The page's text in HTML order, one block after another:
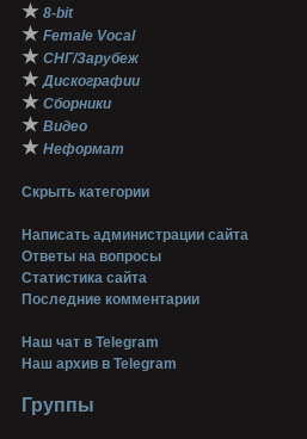
★ 8-bit
★ Female Vocal
★ СНГ/Зарубеж
★ Дискографии
★ Сборники
★ Видео
★ Неформат
Скрыть категории
Написать администрации сайта
Ответы на вопросы
Статистика сайта
Последние комментарии
Наш чат в Telegram
Наш архив в Telegram
Группы